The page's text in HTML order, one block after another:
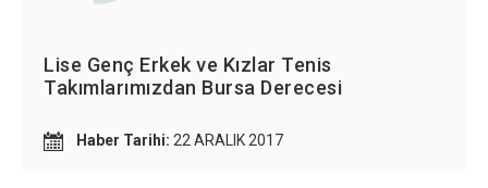
Lise Genç Erkek ve Kızlar Tenis
Takımlarımızdan Bursa Derecesi
Haber Tarihi: 22 ARALIK 2017